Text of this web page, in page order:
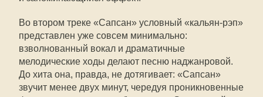
Во втором треке «Сапсан» условный «кальян-рэп»
представлен уже совсем минимально:
взволнованный вокал и драматичные
мелодические ходы делают песню наджанровой.
До хита она, правда, не дотягивает: «Сапсан»
звучит менее двух минут, чередуя проникновенные